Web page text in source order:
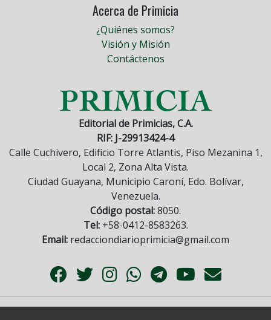
Acerca de Primicia
¿Quiénes somos?
Visión y Misión
Contáctenos
Editorial de Primicias, C.A.
RIF: J-29913424-4
Calle Cuchivero, Edificio Torre Atlantis, Piso Mezanina 1,
Local 2, Zona Alta Vista.
Ciudad Guayana, Municipio Caroní, Edo. Bolívar,
Venezuela.
Código postal:8050.
Tel:+58-0412-8583263.
Email: redacciondiarioprimicia@gmail.com